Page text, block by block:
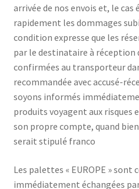
arrivée de nos envois et, le cas
rapidement les dommages
condition expresse que les
par le destinataire à réception
confirmées au transporteur
recommandée avec accusé-
soyons informés
produits voyagent aux risques
son propre compte, quand
serait stipulé franco
Les palettes « EUROPE » sont
immédiatement échangées